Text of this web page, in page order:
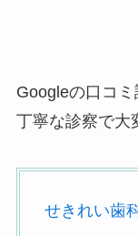
Googleの口コ
丁寧な診察で大
せきれい歯